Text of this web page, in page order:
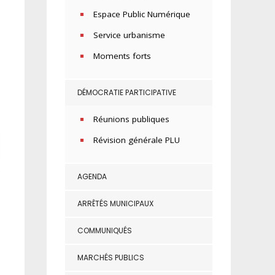
Espace Public Numérique
Service urbanisme
Moments forts
DÉMOCRATIE PARTICIPATIVE
Réunions publiques
Révision générale PLU
AGENDA
ARRÊTÉS MUNICIPAUX
COMMUNIQUÉS
MARCHÉS PUBLICS